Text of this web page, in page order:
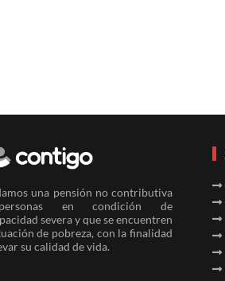
una pensión no contributiva
en condición de
severa y que se encuentren
de pobreza, con la finalidad
su calidad de vida.